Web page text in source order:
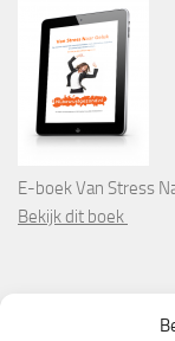
E-boek Van Stress
Bekijk dit boek